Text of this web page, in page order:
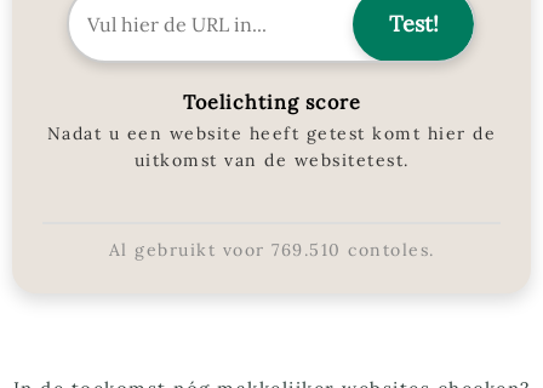
Toelichting score
Nadat u een website heeft getest komt hier de
uitkomst van de websitetest.
Al gebruikt voor 769.510 contoles.